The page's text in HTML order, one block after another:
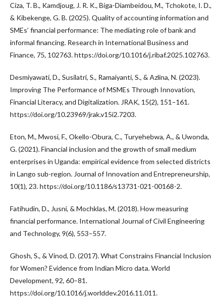
Ciza, T. B., Kamdjoug, J. R. K., Biga-Diambeidou, M., Tchokote, I. D.,
& Kibekenge, G. B. (2025). Quality of accounting information and
SMEs’ financial performance: The mediating role of bank and
informal financing. Research in International Business and
Finance, 75, 102763. https://doi.org/10.1016/j.ribaf.2025.102763.
Desmiyawati, D., Susilatri, S., Ramaiyanti, S., & Azlina, N. (2023).
Improving The Performance of MSMEs Through Innovation,
Financial Literacy, and Digitalization. JRAK, 15(2), 151–161.
https://doi.org/10.23969/jrak.v15i2.7203.
Eton, M., Mwosi, F., Okello-Obura, C., Turyehebwa, A., & Uwonda,
G. (2021). Financial inclusion and the growth of small medium
enterprises in Uganda: empirical evidence from selected districts
in Lango sub-region. Journal of Innovation and Entrepreneurship,
10(1), 23. https://doi.org/10.1186/s13731-021-00168-2.
Fatihudin, D., Jusni, & Mochklas, M. (2018). How measuring
financial performance. International Journal of Civil Engineering
and Technology, 9(6), 553–557.
Ghosh, S., & Vinod, D. (2017). What Constrains Financial Inclusion
for Women? Evidence from Indian Micro data. World
Development, 92, 60–81.
https://doi.org/10.1016/j.worlddev.2016.11.011.